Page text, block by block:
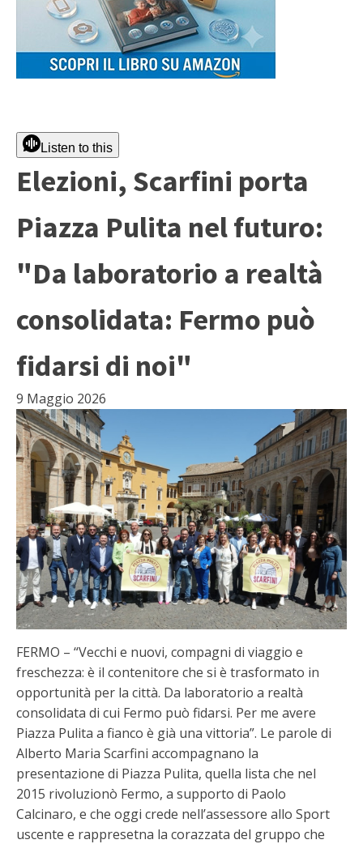
Listen to this
Elezioni, Scarfini porta
Piazza Pulita nel futuro:
"Da laboratorio a realtà
consolidata: Fermo può
fidarsi di noi"
9 Maggio 2026
FERMO – “Vecchi e nuovi, compagni di viaggio e
freschezza: è il contenitore che si è trasformato in
opportunità per la città. Da laboratorio a realtà
consolidata di cui Fermo può fidarsi. Per me avere
Piazza Pulita a fianco è già una vittoria”. Le parole di
Alberto Maria Scarfini accompagnano la
presentazione di Piazza Pulita, quella lista che nel
2015 rivoluzionò Fermo, a supporto di Paolo
Calcinaro, e che oggi crede nell’assessore allo Sport
uscente e rappresetna la corazzata del gruppo che